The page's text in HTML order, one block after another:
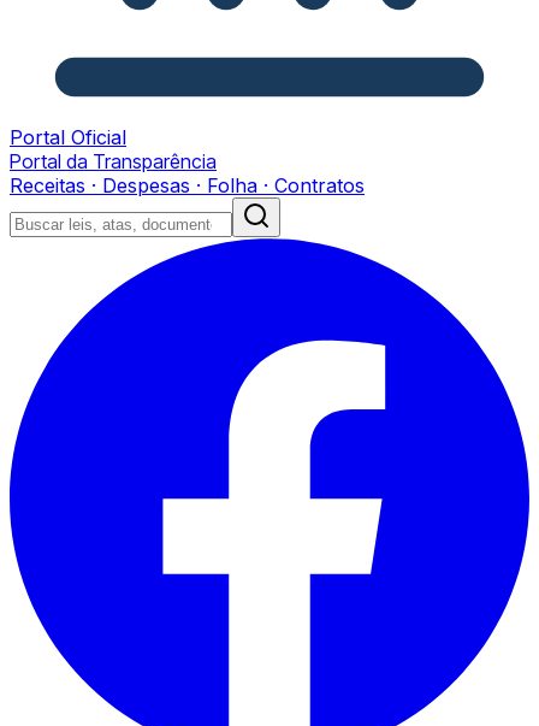
Portal Oficial
Portal da Transparência
Receitas · Despesas · Folha · Contratos